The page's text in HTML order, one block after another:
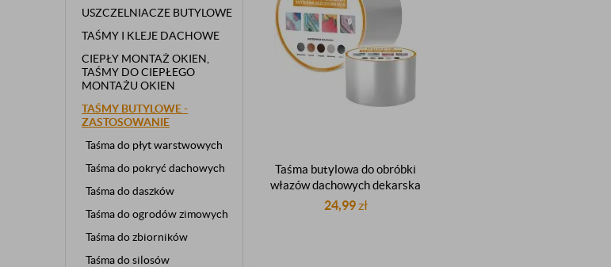
USZCZELNIACZE BUTYLOWE
TAŚMY I KLEJE DACHOWE
CIEPŁY MONTAŻ OKIEN,
TAŚMY DO CIEPŁEGO
MONTAŻU OKIEN
TAŚMY BUTYLOWE -
ZASTOSOWANIE
Taśma do płyt warstwowych
Taśma do pokryć dachowych
Taśma do daszków
Taśma do ogrodów zimowych
Taśma do zbiorników
Taśma do silosów
Taśma butylowa do obróbki
włazów dachowych dekarska
uszczelniająca alubutylowa
24,99zł